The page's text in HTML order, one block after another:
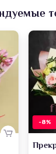
-8%